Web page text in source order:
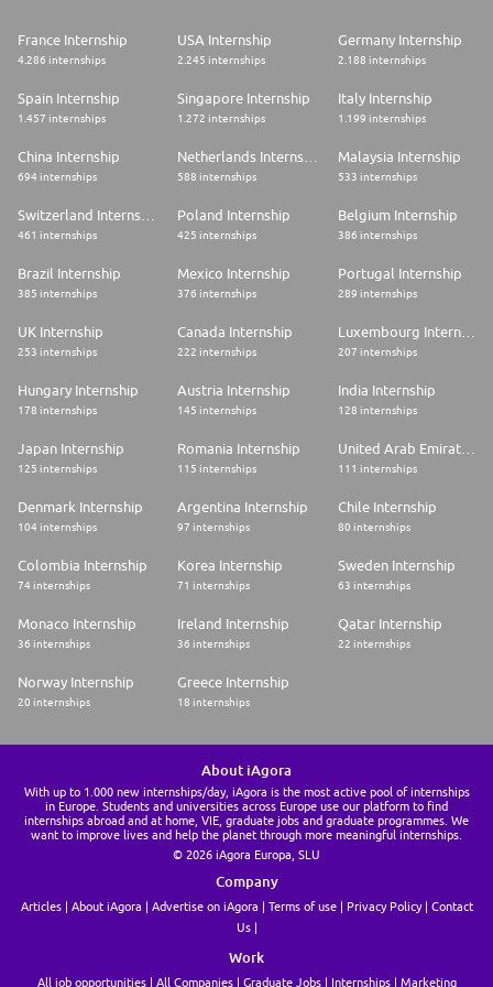
nacionalidad, sexo, edad, discapacidad, orientación sexual, identidad de
género o cualquier otra clasificación protegida por la ley
France Internship
4.286 internships
USA Internship
2.245 internships
Germany Internship
2.188 internships
Spain Internship
1.457 internships
Singapore Internship
1.272 internships
Italy Internship
1.199 internships
China Internship
694 internships 588 internships
Malaysia Internship
533 internships
461 internships
Poland Internship
425 internships
Belgium Internship
386 internships
Brazil Internship
385 internships
Mexico Internship
376 internships
Portugal Internship
289 internships
UK Internship
253 internships
Canada Internship
222 internships
Luxembourg Internship
207 internships
Hungary Internship
178 internships
Austria Internship
145 internships
India Internship
128 internships
Japan Internship
125 internships
Romania Internship
115 internships
United Arab Emirates Internship
111 internships
Denmark Internship
104 internships
Argentina Internship
97 internships
Chile Internship
80 internships
Colombia Internship
74 internships
Korea Internship
71 internships
Sweden Internship
63 internships
Monaco Internship
36 internships
Ireland Internship
36 internships
Qatar Internship
22 internships
Norway Internship
20 internships
Greece Internship
18 internships
About iAgora
With up to 1.000 new internships/day, iAgora is the most active pool of internships
in Europe. Students and universities across Europe use our platform to find
internships abroad and at home, VIE, graduate jobs and graduate programmes. We
want to improve lives and help the planet through more meaningful internships.
© 2026 iAgora Europa, SLU
Company
Articles About iAgora Advertise on iAgora Terms of use Privacy Policy
Contact
Us
Work
All job opportunities All Companies Graduate Jobs Internships Marketing